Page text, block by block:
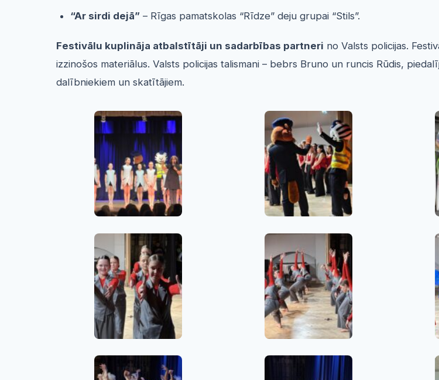
“Ar sirdi dejā” – Rīgas pamatskolas “Rīdze” deju grupai “Stils”.
Festivālu kuplināja atbalstītāji un sadarbības partneri no Valsts policijas.
izzinošos materiālus. Valsts policijas talismani – bebrs Bruno un runcis Rūdis,
dalībniekiem un skatītājiem.